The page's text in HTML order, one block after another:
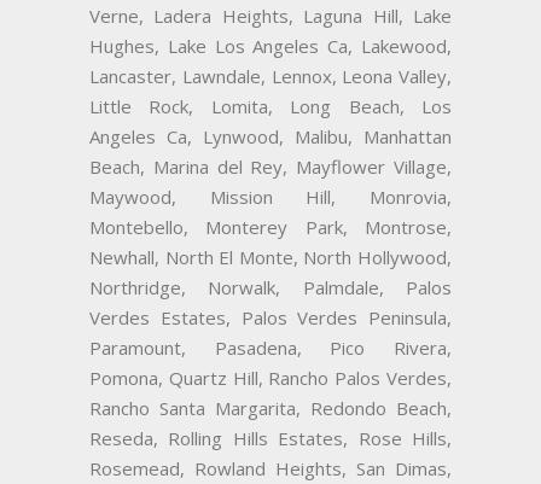
Verne, Ladera Heights, Laguna Hill, Lake
Hughes, Lake Los Angeles Ca, Lakewood,
Lancaster, Lawndale, Lennox, Leona Valley,
Little Rock, Lomita, Long Beach, Los
Angeles Ca, Lynwood, Malibu, Manhattan
Beach, Marina del Rey, Mayflower Village,
Maywood, Mission Hill, Monrovia,
Montebello, Monterey Park, Montrose,
Newhall, North El Monte, North Hollywood,
Northridge, Norwalk, Palmdale, Palos
Verdes Estates, Palos Verdes Peninsula,
Paramount, Pasadena, Pico Rivera,
Pomona, Quartz Hill, Rancho Palos Verdes,
Rancho Santa Margarita, Redondo Beach,
Reseda, Rolling Hills Estates, Rose Hills,
Rosemead, Rowland Heights, San Dimas,